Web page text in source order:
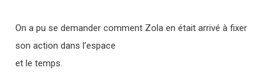
On a pu se demander comment Zola en était arrivé à fixer
son action dans l’espace
et le temps.